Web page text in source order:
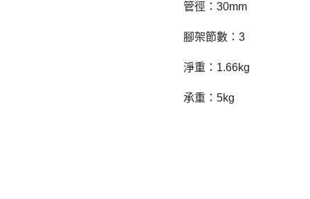
管徑：30mm
腳架節數：3
淨重：1.66kg
承重：5kg